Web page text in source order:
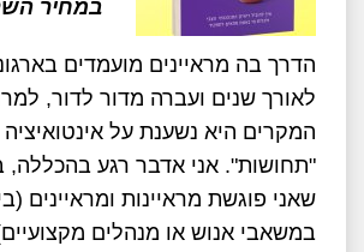
במחיר
הדרך בה מראיינים מועמדים
לאורך שנים ועברה מדור לדור,
המקרים היא נשענת על
"תחושות". אני אדבר רגע בהכללה,
שאני פוגשת מראיינות ומראיינים
במשאבי אנוש או מנהלים